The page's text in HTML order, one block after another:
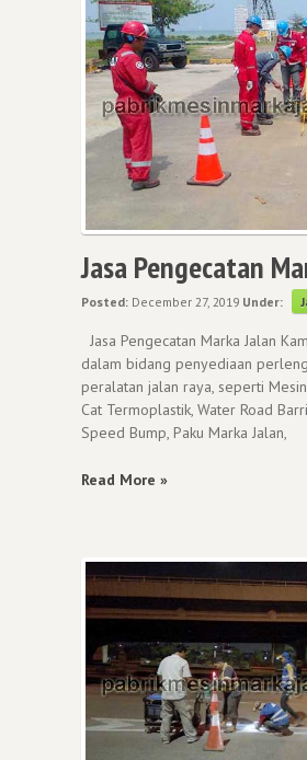
Jasa Pengecatan
Posted: December 27, 2019 Under:
Jasa Pengecatan Marka Jalan
dalam bidang penyediaan
peralatan jalan raya, seperti Mesin
Cat Termoplastik, Water Road
Speed Bump, Paku Marka Jalan,
Read More »